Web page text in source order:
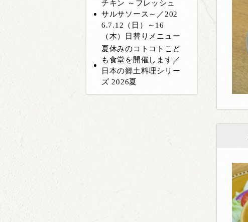
チキン ～フレッシュ
サルサソース～／202
6.7.12（日）～16
（木）日替りメニュー
夏休みのコトコトこど
も食堂を開催します／
日本の郷土料理シリー
ズ 2026夏